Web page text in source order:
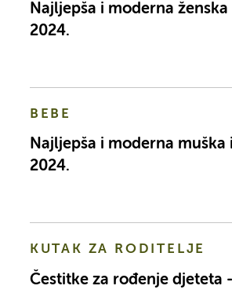
Najljepša i moderna ženska
2024.
BEBE
Najljepša i moderna muška
2024.
KUTAK ZA RODITELJE
Čestitke za rođenje djeteta